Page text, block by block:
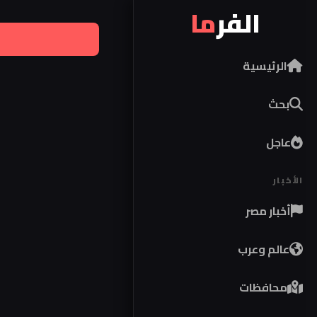
الفرما
الرئيسية
بحث
عاجل
الأخبار
أخبار مصر
عالم وعرب
محافظات